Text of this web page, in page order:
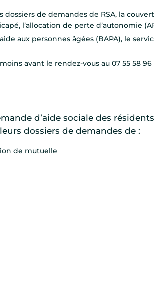
de demandes de RSA, la
l’allocation de perte d’autonomie
aux personnes âgées (BAPA), le
avant le rendez-vous au 07 55 58 96
d’aide sociale des
dossiers de demandes de :
de mutuelle